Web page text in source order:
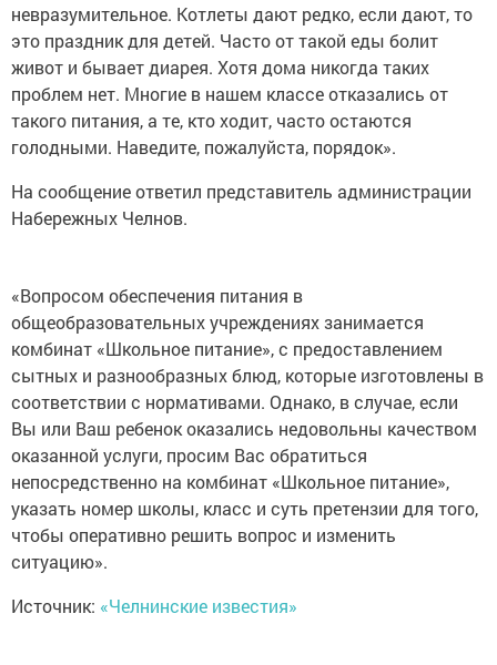
невразумительное. Котлеты дают редко, если дают, то
это праздник для детей. Часто от такой еды болит
живот и бывает диарея. Хотя дома никогда таких
проблем нет. Многие в нашем классе отказались от
такого питания, а те, кто ходит, часто остаются
голодными. Наведите, пожалуйста, порядок».
На сообщение ответил представитель администрации
Набережных Челнов.
«Вопросом обеспечения питания в
общеобразовательных учреждениях занимается
комбинат «Школьное питание», с предоставлением
сытных и разнообразных блюд, которые изготовлены в
соответствии с нормативами. Однако, в случае, если
Вы или Ваш ребенок оказались недовольны качеством
оказанной услуги, просим Вас обратиться
непосредственно на комбинат «Школьное питание»,
указать номер школы, класс и суть претензии для того,
чтобы оперативно решить вопрос и изменить
ситуацию».
Источник: «Челнинские известия»